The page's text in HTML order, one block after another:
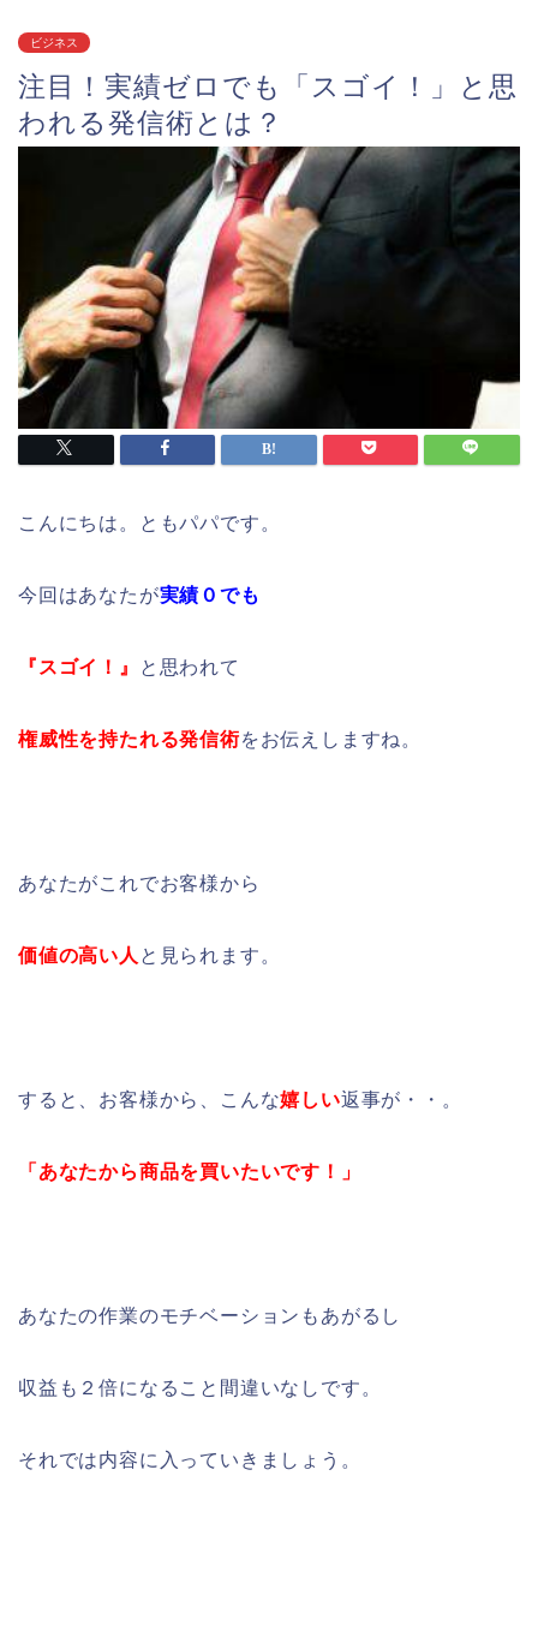
ビジネス
注目！実績ゼロでも「スゴイ！」と思
われる発信術とは？
こんにちは。ともパパです。
今回はあなたが実績０でも
『スゴイ！』 と思われて
権威性を持たれる発信術をお伝えしますね。
あなたがこれでお客様から
価値の高い人 と見られます。
すると、お客様から、こんな嬉しい返事が・・。
「あなたから商品を買いたいです！」
あなたの作業のモチベーションもあがるし
収益も２倍になること間違いなしです。
それでは内容に入っていきましょう。